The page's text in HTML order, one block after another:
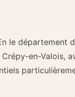
le département
en-Valois,